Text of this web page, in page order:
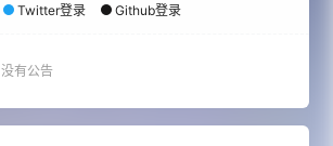
Twitter登录 Github登录
没有公告